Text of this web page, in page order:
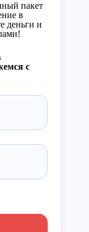
пакет
в
деньги и
с